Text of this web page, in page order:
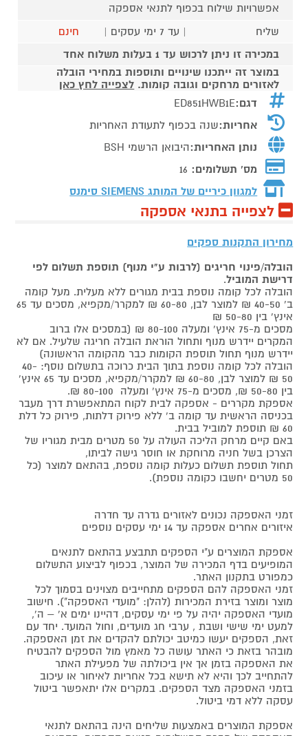
אפשרויות שילוח בכפוף לתנאי אספקה
שליח
| עד 7 ימי עסקים |
חינם
במכירה זו ניתן לרכוש עד 1 בעלות משלוח אחד
במוצר זה ייתכנו שינויים ותוספות במחירי הובלה
לאזורים מרחקים וגובה קומות. לצפייה לחץ כאן
דגם:ED851HWB1E
אחריות:שנה בכפוף לתעודת האחריות
נותן האחריות:היבואן הרשמי BSH
מס' תשלומים: 16
למגוון כיריים של המותג SIEMENS סימנס
לצפייה בתנאי אספקה
מחירון התקנות ספקים
הובלה/פינוי חריגים (לרבות ע"י מנוף) תוספת תשלום לפי
דרישת המוביל.
הובלה לכל קומה נוספת בבית מגורים ללא מעלית. מעל קומה
ב' 40-50 ₪ למוצר לבן, 60-80 ₪ למקרר/מקפיא, מסכים עד 65
אינץ' בין 50-80 ₪
מסכים מ-75 אינץ' ומעלה 80-100 ₪ (במסכים אלו ברוב
המקרים יידרש מנוף ותחול הוראת הובלה חריגה שלעיל. אם לא
יידרש מנוף תחול תוספת הקומות כבר מהקומה הראשונה)
הובלה לכל קומה נוספת בתוך הבית כרוכה בתשלום נוסף: 40-
50 ₪ למוצר לבן, 60-80 ₪ למקרר/מקפיא, מסכים עד 65 אינץ'
בין 50-80 ₪, מסכים מ-75 אינץ' ומעלה 80-100 ₪.
אספקת מקררים - אספקה לבית לקוח המתאפשרת דרך מעבר
בכניסה הראשית עד קומה ב' ללא פירוק דלתות, פירוק כל דלת
60 ₪ תוספת למוביל בבית.
באם קיים מרחק הליכה העולה על 50 מטרים מבית מגוריו של
הצרכן בשל חניה מרוחקת או חוסר גישה לביתו,
תחול תוספת תשלום כעלות קומה נוספת, בהתאם למוצר (כל
50 מטרים יחשבו כקומה נוספת).
זמני האספקה נכונים לאזורים גדרה עד חדרה
איזורים אחרים אספקה עד 14 ימי עסקים נוספים
אספקת המוצרים ע"י הספקים תתבצע בהתאם לתנאים
המופיעים בדף המכירה של המוצר, בכפוף לביצוע התשלום
כמפורט בתקנון האתר.
זמני האספקה להם הספקים מתחייבים מצוינים בסמוך לכל
מוצר ומוצר בזירת המכירות (להלן: "מועדי האספקה"). חישוב
מועדי האספקה יהיה על פי ימי עסקים, דהיינו ימים א' – ה',
למעט ימי שישי ושבת , ערבי חג מועדים, וחול המועד. יחד עם
זאת, הספקים יעשו כמיטב יכולתם להקדים את זמן האספקה.
מובהר בזאת כי האתר עושה כל מאמץ מול הספקים להבטיח
את האספקה בזמן אך אין ביכולתה של מפעילת האתר
להתחייב לכך והיא לא תישא בכל אחריות לאיחור או עיכוב
בזמני האספקה מצד הספקים. במקרים אלו יתאפשר ביטול
עסקה ללא דמי ביטול.
אספקת המוצרים באמצעות שליחים הינה בהתאם לתנאי